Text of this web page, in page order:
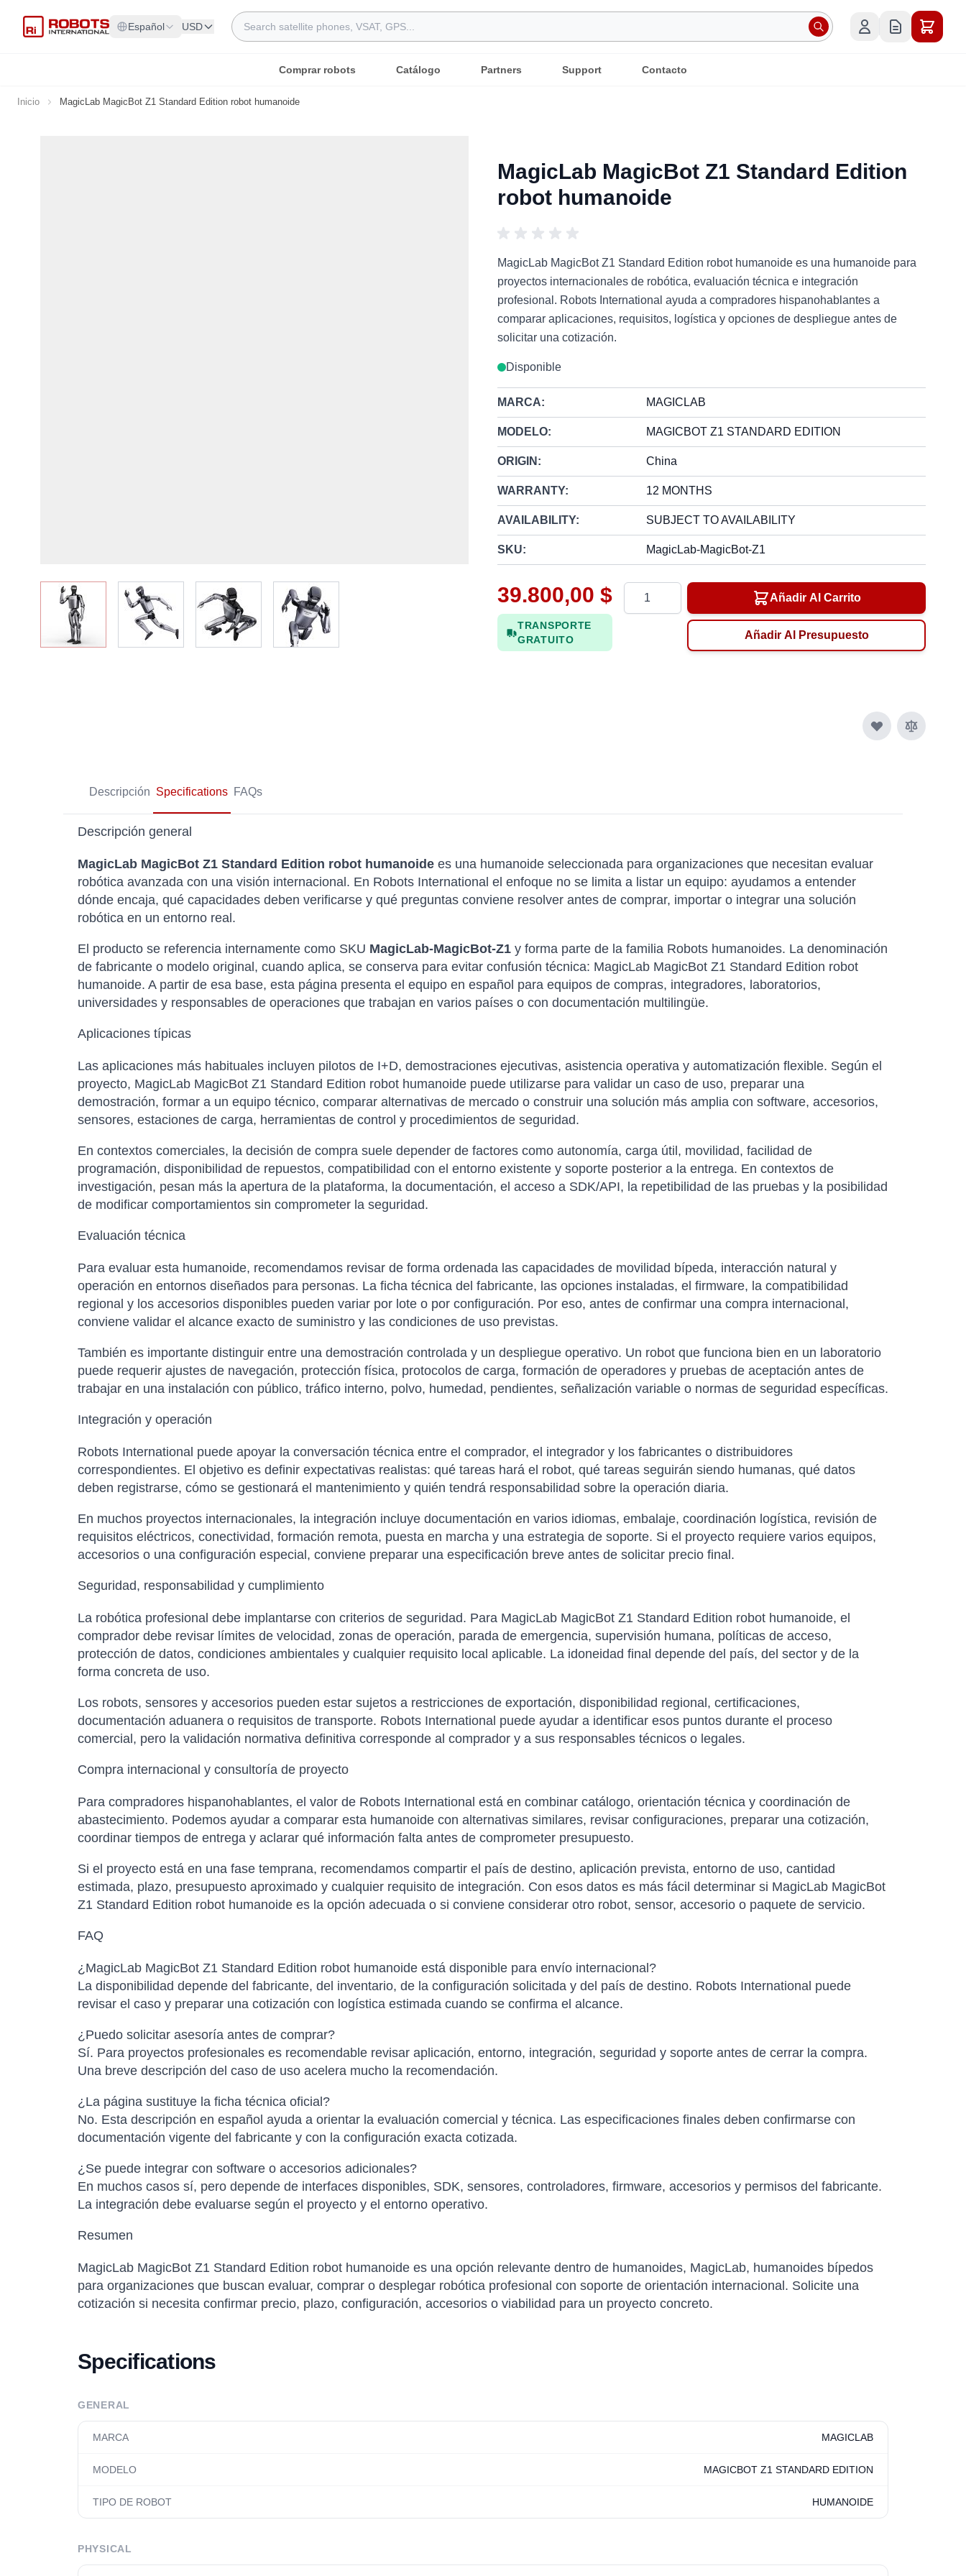
Español USD
Search
Comprar robots Catálogo Partners Support Contacto
Inicio MagicLab MagicBot Z1 Standard Edition robot humanoide
MagicLab MagicBot Z1 Standard Edition
robot humanoide
View larger imageView larger imageView larger imageView larger image
MagicLab MagicBot Z1 Standard Edition robot humanoide es una humanoide para
proyectos internacionales de robótica, evaluación técnica e integración
profesional. Robots International ayuda a compradores hispanohablantes a
comparar aplicaciones, requisitos, logística y opciones de despliegue antes de
solicitar una cotización.
Disponible
MARCA: MAGICLAB
MODELO: MAGICBOT Z1 STANDARD EDITION
ORIGIN: China
WARRANTY: 12 MONTHS
AVAILABILITY: SUBJECT TO AVAILABILITY
SKU: MagicLab-MagicBot-Z1
39.800,00 $
TRANSPORTE
GRATUITO
Añadir Al Carrito
Añadir Al Presupuesto
Descripción Specifications FAQs
Descripción general
MagicLab MagicBot Z1 Standard Edition robot humanoide es una humanoide seleccionada para organizaciones que necesitan evaluar
robótica avanzada con una visión internacional. En Robots International el enfoque no se limita a listar un equipo: ayudamos a entender
dónde encaja, qué capacidades deben verificarse y qué preguntas conviene resolver antes de comprar, importar o integrar una solución
robótica en un entorno real.
El producto se referencia internamente como SKU MagicLab-MagicBot-Z1 y forma parte de la familia Robots humanoides. La denominación
de fabricante o modelo original, cuando aplica, se conserva para evitar confusión técnica: MagicLab MagicBot Z1 Standard Edition robot
humanoide. A partir de esa base, esta página presenta el equipo en español para equipos de compras, integradores, laboratorios,
universidades y responsables de operaciones que trabajan en varios países o con documentación multilingüe.
Aplicaciones típicas
Las aplicaciones más habituales incluyen pilotos de I+D, demostraciones ejecutivas, asistencia operativa y automatización flexible. Según el
proyecto, MagicLab MagicBot Z1 Standard Edition robot humanoide puede utilizarse para validar un caso de uso, preparar una
demostración, formar a un equipo técnico, comparar alternativas de mercado o construir una solución más amplia con software, accesorios,
sensores, estaciones de carga, herramientas de control y procedimientos de seguridad.
En contextos comerciales, la decisión de compra suele depender de factores como autonomía, carga útil, movilidad, facilidad de
programación, disponibilidad de repuestos, compatibilidad con el entorno existente y soporte posterior a la entrega. En contextos de
investigación, pesan más la apertura de la plataforma, la documentación, el acceso a SDK/API, la repetibilidad de las pruebas y la posibilidad
de modificar comportamientos sin comprometer la seguridad.
Evaluación técnica
Para evaluar esta humanoide, recomendamos revisar de forma ordenada las capacidades de movilidad bípeda, interacción natural y
operación en entornos diseñados para personas. La ficha técnica del fabricante, las opciones instaladas, el firmware, la compatibilidad
regional y los accesorios disponibles pueden variar por lote o por configuración. Por eso, antes de confirmar una compra internacional,
conviene validar el alcance exacto de suministro y las condiciones de uso previstas.
También es importante distinguir entre una demostración controlada y un despliegue operativo. Un robot que funciona bien en un laboratorio
puede requerir ajustes de navegación, protección física, protocolos de carga, formación de operadores y pruebas de aceptación antes de
trabajar en una instalación con público, tráfico interno, polvo, humedad, pendientes, señalización variable o normas de seguridad específicas.
Integración y operación
Robots International puede apoyar la conversación técnica entre el comprador, el integrador y los fabricantes o distribuidores
correspondientes. El objetivo es definir expectativas realistas: qué tareas hará el robot, qué tareas seguirán siendo humanas, qué datos
deben registrarse, cómo se gestionará el mantenimiento y quién tendrá responsabilidad sobre la operación diaria.
En muchos proyectos internacionales, la integración incluye documentación en varios idiomas, embalaje, coordinación logística, revisión de
requisitos eléctricos, conectividad, formación remota, puesta en marcha y una estrategia de soporte. Si el proyecto requiere varios equipos,
accesorios o una configuración especial, conviene preparar una especificación breve antes de solicitar precio final.
Seguridad, responsabilidad y cumplimiento
La robótica profesional debe implantarse con criterios de seguridad. Para MagicLab MagicBot Z1 Standard Edition robot humanoide, el
comprador debe revisar límites de velocidad, zonas de operación, parada de emergencia, supervisión humana, políticas de acceso,
protección de datos, condiciones ambientales y cualquier requisito local aplicable. La idoneidad final depende del país, del sector y de la
forma concreta de uso.
Los robots, sensores y accesorios pueden estar sujetos a restricciones de exportación, disponibilidad regional, certificaciones,
documentación aduanera o requisitos de transporte. Robots International puede ayudar a identificar esos puntos durante el proceso
comercial, pero la validación normativa definitiva corresponde al comprador y a sus responsables técnicos o legales.
Compra internacional y consultoría de proyecto
Para compradores hispanohablantes, el valor de Robots International está en combinar catálogo, orientación técnica y coordinación de
abastecimiento. Podemos ayudar a comparar esta humanoide con alternativas similares, revisar configuraciones, preparar una cotización,
coordinar tiempos de entrega y aclarar qué información falta antes de comprometer presupuesto.
Si el proyecto está en una fase temprana, recomendamos compartir el país de destino, aplicación prevista, entorno de uso, cantidad
estimada, plazo, presupuesto aproximado y cualquier requisito de integración. Con esos datos es más fácil determinar si MagicLab MagicBot
Z1 Standard Edition robot humanoide es la opción adecuada o si conviene considerar otro robot, sensor, accesorio o paquete de servicio.
FAQ
¿MagicLab MagicBot Z1 Standard Edition robot humanoide está disponible para envío internacional?
La disponibilidad depende del fabricante, del inventario, de la configuración solicitada y del país de destino. Robots International puede
revisar el caso y preparar una cotización con logística estimada cuando se confirma el alcance.
¿Puedo solicitar asesoría antes de comprar?
Sí. Para proyectos profesionales es recomendable revisar aplicación, entorno, integración, seguridad y soporte antes de cerrar la compra.
Una breve descripción del caso de uso acelera mucho la recomendación.
¿La página sustituye la ficha técnica oficial?
No. Esta descripción en español ayuda a orientar la evaluación comercial y técnica. Las especificaciones finales deben confirmarse con
documentación vigente del fabricante y con la configuración exacta cotizada.
¿Se puede integrar con software o accesorios adicionales?
En muchos casos sí, pero depende de interfaces disponibles, SDK, sensores, controladores, firmware, accesorios y permisos del fabricante.
La integración debe evaluarse según el proyecto y el entorno operativo.
Resumen
MagicLab MagicBot Z1 Standard Edition robot humanoide es una opción relevante dentro de humanoides, MagicLab, humanoides bípedos
para organizaciones que buscan evaluar, comprar o desplegar robótica profesional con soporte de orientación internacional. Solicite una
cotización si necesita confirmar precio, plazo, configuración, accesorios o viabilidad para un proyecto concreto.
Specifications
GENERAL
MARCA MAGICLAB
MODELO MAGICBOT Z1 STANDARD EDITION
TIPO DE ROBOT HUMANOIDE
PHYSICAL